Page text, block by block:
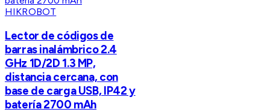
HIKROBOT
Lector de códigos de
barras inalámbrico 2.4
GHz 1D/2D 1.3 MP,
distancia cercana, con
base de carga USB, IP42 y
batería 2700 mAh